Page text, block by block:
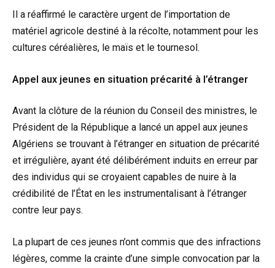
Il a réaffirmé le caractère urgent de l’importation de
matériel agricole destiné à la récolte, notamment pour les
cultures céréalières, le maïs et le tournesol.
Appel aux jeunes en situation précarité à l’étranger
Avant la clôture de la réunion du Conseil des ministres, le
Président de la République a lancé un appel aux jeunes
Algériens se trouvant à l’étranger en situation de précarité
et irrégulière, ayant été délibérément induits en erreur par
des individus qui se croyaient capables de nuire à la
crédibilité de l’État en les instrumentalisant à l’étranger
contre leur pays.
La plupart de ces jeunes n’ont commis que des infractions
légères, comme la crainte d’une simple convocation par la